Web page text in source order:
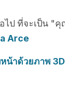
ไป ที่จะเป็น "
Arce
น้าด้วยภาพ 3D